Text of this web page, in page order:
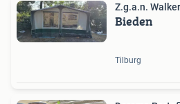
Z.g.a.n.
Bieden
Tilburg